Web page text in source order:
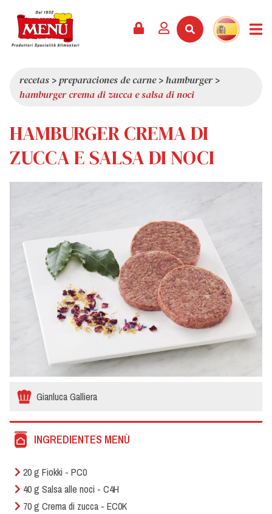
CATÁLOGO
SERVICIOS
ÚLTIMAS NOVEDADES
PREMIOS
RESEÑA DE LA PRENSA
QUIÉNES SOMOS
CALIDAD
VALORES
CURIOSIDADES
SHOWROOM
TRABAJA CON NOSOTROS
recetas >preparaciones de carne>hamburger>
hamburger crema di zucca e salsa di noci
HAMBURGER CREMA DI
ZUCCA E SALSA DI NOCI
Gianluca Galliera
INGREDIENTES MENÙ
20 g Fiokki - PC0
40 g Salsa alle noci - C4H
70 g Crema di zucca - EC0K